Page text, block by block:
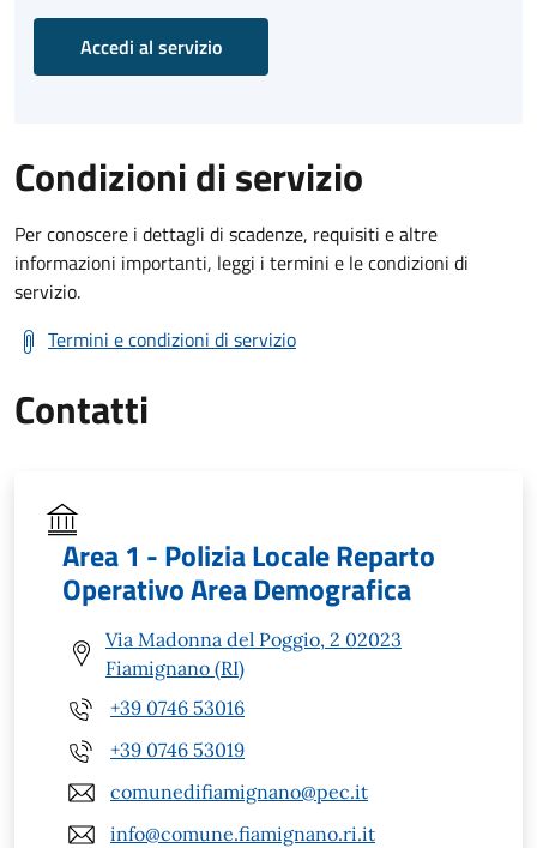
Accedi al servizio
Condizioni di servizio
Per conoscere i dettagli di scadenze, requisiti e altre
informazioni importanti, leggi i termini e le condizioni di
servizio.
Termini e condizioni di servizio
Contatti
Area 1 - Polizia Locale Reparto
Operativo Area Demografica
Via Madonna del Poggio, 2 02023
Fiamignano (RI)
+39 0746 53016
+39 0746 53019
comunedifiamignano@pec.it
info@comune.fiamignano.ri.it